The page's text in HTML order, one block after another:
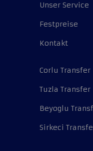
Unser Service
Festpreise
Kontakt
Corlu Transfer
Tuzla Transfer
Beyoglu
Sirkeci